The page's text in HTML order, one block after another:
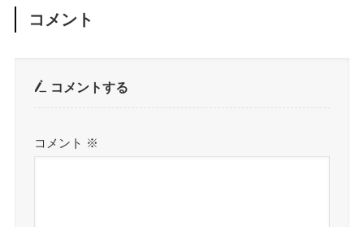
コメント
コメントする
コメント ※